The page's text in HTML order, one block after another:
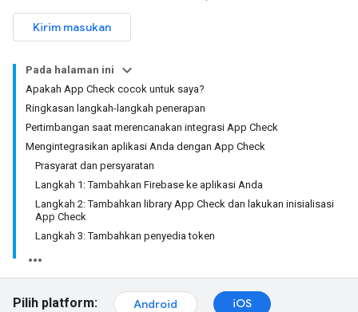
Kirim masukan
Pada halaman ini
Apakah App Check cocok untuk saya?
Ringkasan langkah-langkah penerapan
Pertimbangan saat merencanakan integrasi App Check
Mengintegrasikan aplikasi Anda dengan App Check
Prasyarat dan persyaratan
Langkah 1: Tambahkan Firebase ke aplikasi Anda
Langkah 2: Tambahkan library App Check dan lakukan inisialisasi
App Check
Langkah 3: Tambahkan penyedia token
Pilih platform: Android
iOS